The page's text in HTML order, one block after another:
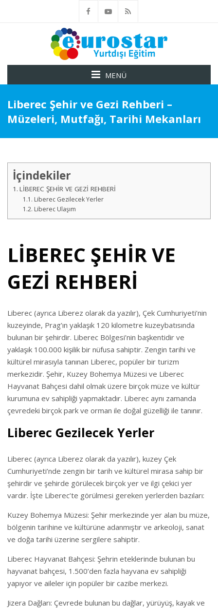
MENÜ
Liberec Şehir ve Gezi Rehberi –
Müzeleri, Mutfağı, Tarihi Mekanları
İçindekiler
LİBEREC ŞEHİR VE GEZİ REHBERİ
Liberec Gezilecek Yerler
Liberec Ulaşım
LİBEREC ŞEHİR VE
GEZİ REHBERİ
Liberec (ayrıca Liberez olarak da yazılır), Çek Cumhuriyeti’nin
kuzeyinde, Prag’ın yaklaşık 120 kilometre kuzeybatısında
bulunan bir şehirdir. Liberec Bölgesi’nin başkentidir ve
yaklaşık 100.000 kişilik bir nüfusa sahiptir. Zengin tarihi ve
kültürel mirasıyla tanınan Liberec, popüler bir turizm
merkezidir. Şehir, Kuzey Bohemya Müzesi ve Liberec
Hayvanat Bahçesi dahil olmak üzere birçok müze ve kültür
kurumuna ev sahipliği yapmaktadır. Liberec aynı zamanda
çevredeki birçok park ve orman ile doğal güzelliği ile tanınır.
Liberec Gezilecek Yerler
Liberec (ayrıca Liberez olarak da yazılır), kuzey Çek
Cumhuriyeti’nde zengin bir tarih ve kültürel mirasa sahip bir
şehirdir ve şehirde görülecek birçok yer ve ilgi çekici yer
vardır. İşte Liberec’te görülmesi gereken yerlerden bazıları:
Kuzey Bohemya Müzesi: Şehir merkezinde yer alan bu müze,
bölgenin tarihine ve kültürüne adanmıştır ve arkeoloji, sanat
ve doğa tarihi üzerine sergilere sahiptir.
Liberec Hayvanat Bahçesi: Şehrin eteklerinde bulunan bu
hayvanat bahçesi, 1.500’den fazla hayvana ev sahipliği
yapıyor ve aileler için popüler bir cazibe merkezi.
Jizera Dağları: Çevrede bulunan bu dağlar, yürüyüş, kayak ve